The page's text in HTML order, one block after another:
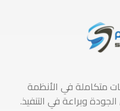
متكاملة في الأنظمة
وبراعة في التنفيذ.